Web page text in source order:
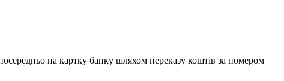
на картку банку шляхом переказу коштів за номером